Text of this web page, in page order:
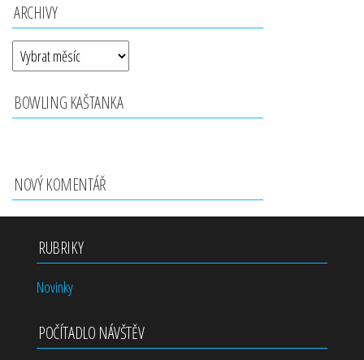
ARCHIVY
BOWLING KAŠTANKA
NOVÝ KOMENTÁŘ
RUBRIKY
Novinky
POČÍTADLO NÁVŠTĚV